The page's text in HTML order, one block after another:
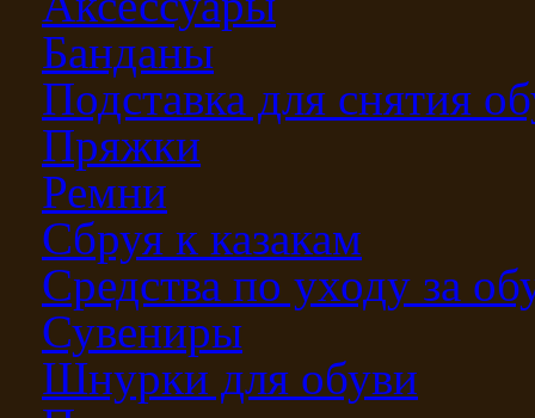
Банданы
Подставка для снятия
Пряжки
Ремни
Сбруя к казакам
Средства по уходу за
Сувениры
Шнурки для обуви